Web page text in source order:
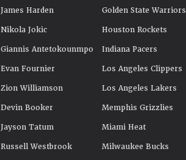
James Harden
Nikola Jokic
Giannis Antetokounmpo
Evan Fournier
Zion Williamson
Devin Booker
Jayson Tatum
Russell Westbrook
Golden State Warriors
Houston Rockets
Indiana Pacers
Los Angeles Clippers
Los Angeles Lakers
Memphis Grizzlies
Miami Heat
Milwaukee Bucks